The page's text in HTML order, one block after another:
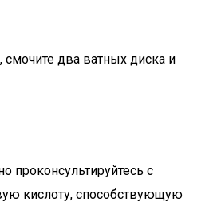
смочите два ватных диска и
проконсультируйтесь с
кислоту, способствующую